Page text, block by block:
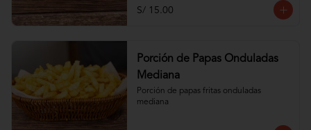
S/ 15.00
Porción de Papas Onduladas
Mediana
Porción de papas fritas onduladas
mediana